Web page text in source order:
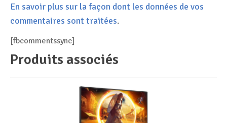
En savoir plus sur la façon dont les données de vos
commentaires sont traitées.
[fbcommentssync]
Produits associés